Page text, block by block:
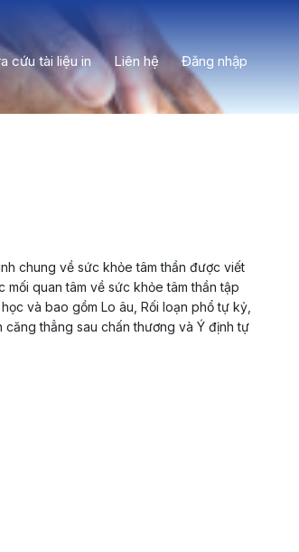
cứu tài liệu in Liên hệ Đăng nhập
chung về sức khỏe tâm thần được viết
quan tâm về sức khỏe tâm thần tập
và bao gồm Lo âu, Rối loạn phổ tự kỷ,
căng thẳng sau chấn thương và Ý định tự